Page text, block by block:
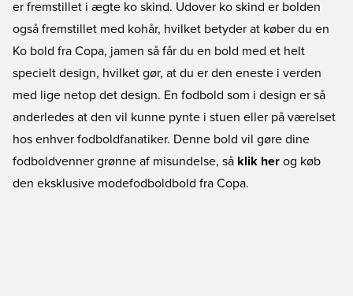
er fremstillet i ægte ko skind. Udover ko skind er bolden
også fremstillet med kohår, hvilket betyder at køber du en
Ko bold fra Copa, jamen så får du en bold med et helt
specielt design, hvilket gør, at du er den eneste i verden
med lige netop det design. En fodbold som i design er så
anderledes at den vil kunne pynte i stuen eller på værelset
hos enhver fodboldfanatiker. Denne bold vil gøre dine
fodboldvenner grønne af misundelse, så klik her og køb
den eksklusive modefodboldbold fra Copa.